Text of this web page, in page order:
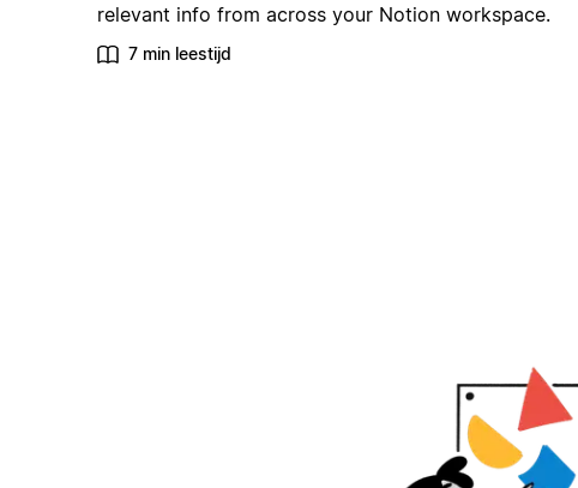
relevant info from across your Notion workspace.
7 min leestijd